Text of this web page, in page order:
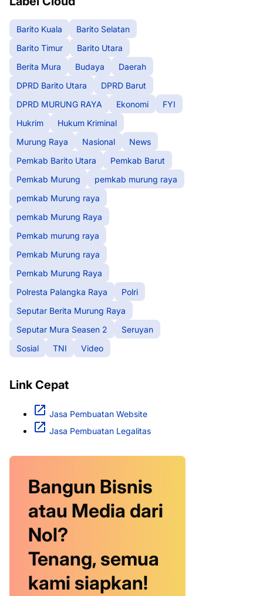
Barito Kuala
Barito Selatan
Barito Timur
Barito Utara
Berita Mura
Budaya
Daerah
DPRD Barito Utara
DPRD Barut
DPRD MURUNG RAYA
Ekonomi
FYI
Hukrim
Hukum Kriminal
Murung Raya
Nasional
News
Pemkab Barito Utara
Pemkab Barut
Pemkab Murung
pemkab murung raya
pemkab Murung raya
pemkab Murung Raya
Pemkab murung raya
Pemkab Murung raya
Pemkab Murung Raya
Polresta Palangka Raya
Polri
Seputar Berita Murung Raya
Seputar Mura Seasen 2
Seruyan
Sosial
TNI Video
Link Cepat
Jasa Pembuatan Website
Jasa Pembuatan Legalitas
Bangun Bisnis
atau Media dari
Nol?
Tenang, semua
kami siapkan!